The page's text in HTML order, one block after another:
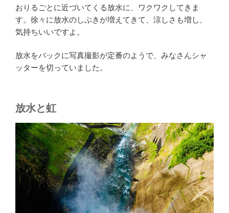
おりるごとに近づいてくる放水に、ワクワクしてきま
す。徐々に放水のしぶきが増えてきて、涼しさも増し、
気持ちいいですよ。
放水をバックに写真撮影が定番のようで、みなさんシャ
ッターを切っていました。
放水と虹